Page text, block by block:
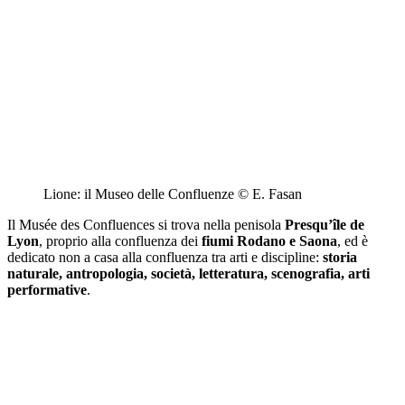
Lione: il Museo delle Confluenze © E. Fasan
Il Musée des Confluences si trova nella penisola Presqu’île de
Lyon, proprio alla confluenza dei fiumi Rodano e Saona, ed è
dedicato non a casa alla confluenza tra arti e discipline: storia
naturale, antropologia, società, letteratura, scenografia, arti
performative.